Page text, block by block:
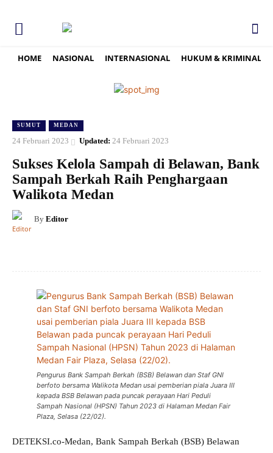
HOME NASIONAL INTERNASIONAL HUKUM & KRIMINAL
SUMUT MEDAN
24 Februari 2023 Updated: 24 Februari 2023
Sukses Kelola Sampah di Belawan, Bank
Sampah Berkah Raih Penghargaan
Walikota Medan
By Editor
Pengurus Bank Sampah Berkah (BSB) Belawan dan Staf GNI
berfoto bersama Walikota Medan usai pemberian piala Juara III
kepada BSB Belawan pada puncak perayaan Hari Peduli
Sampah Nasional (HPSN) Tahun 2023 di Halaman Medan Fair
Plaza, Selasa (22/02).
DETEKSI.co-Medan, Bank Sampah Berkah (BSB) Belawan